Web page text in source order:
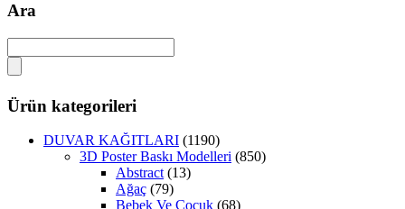
Ara
Ürün kategorileri
DUVAR KAĞITLARI (1190)
3D Poster Baskı Modelleri (850)
Abstract (13)
Ağaç (79)
Bebek Ve Çocuk (68)